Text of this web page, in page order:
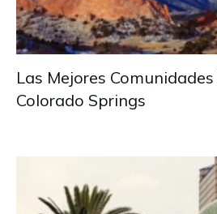
Las Mejores
Colorado Springs